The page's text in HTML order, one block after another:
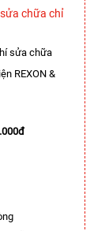
chữa chỉ
sửa chữa
REXON &